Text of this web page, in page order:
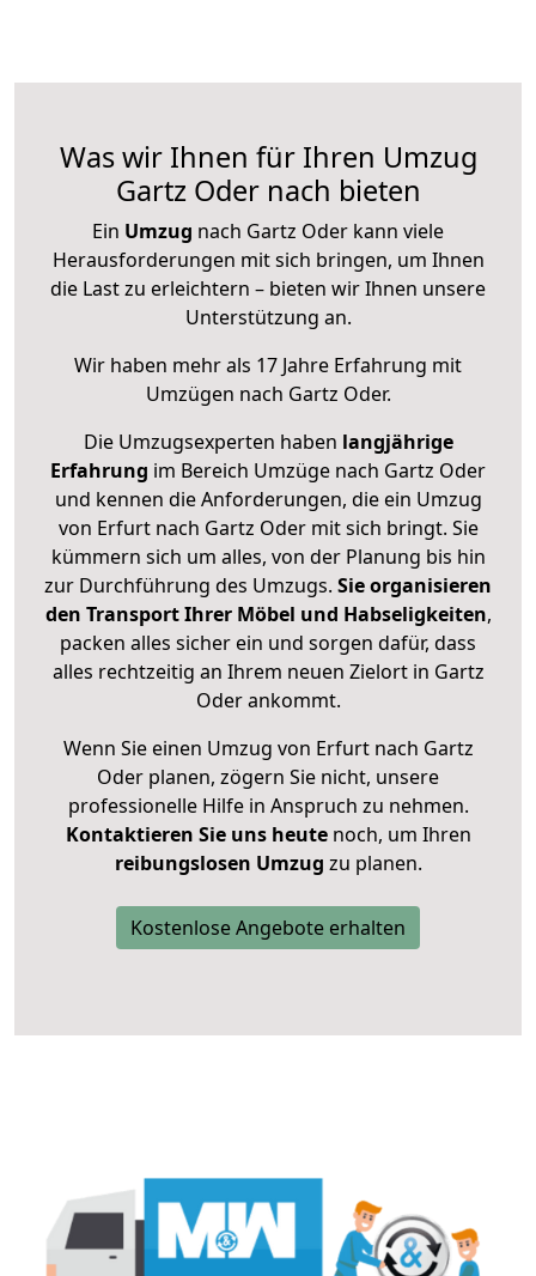
Was wir Ihnen für Ihren Umzug
Gartz Oder nach bieten
Ein Umzug nach Gartz Oder kann viele
Herausforderungen mit sich bringen, um Ihnen
die Last zu erleichtern – bieten wir Ihnen unsere
Unterstützung an.
Wir haben mehr als 17 Jahre Erfahrung mit
Umzügen nach Gartz Oder.
Die Umzugsexperten haben langjährige
Erfahrung im Bereich Umzüge nach Gartz Oder
und kennen die Anforderungen, die ein Umzug
von Erfurt nach Gartz Oder mit sich bringt. Sie
kümmern sich um alles, von der Planung bis hin
zur Durchführung des Umzugs. Sie organisieren
den Transport Ihrer Möbel und Habseligkeiten,
packen alles sicher ein und sorgen dafür, dass
alles rechtzeitig an Ihrem neuen Zielort in Gartz
Oder ankommt.
Wenn Sie einen Umzug von Erfurt nach Gartz
Oder planen, zögern Sie nicht, unsere
professionelle Hilfe in Anspruch zu nehmen.
Kontaktieren Sie uns heutenoch, um Ihren
reibungslosen Umzug zu planen.
Kostenlose Angebote erhalten